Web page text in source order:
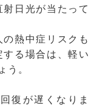
日光が当たって
熱中症リスクも
る場合は、軽い
う。
復が遅くなりま